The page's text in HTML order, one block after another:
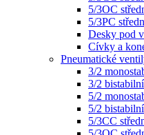
5/3OC
5/3PC
Desky pod
Cívky a
Pneumatické
3/2
3/2 bistabilní
5/2
5/2 bistabilní
5/3CC